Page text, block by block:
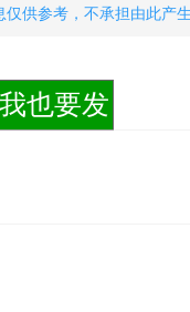
供参考，不承担由此产
我也要发